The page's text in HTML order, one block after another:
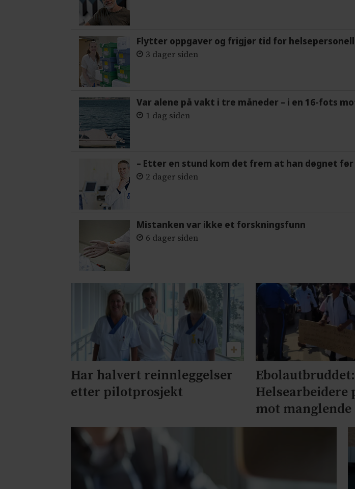
Flytter oppgaver og frigjør tid for
3 dager siden
Var alene på vakt i tre måneder – i en 16-fots
1 dag siden
– Etter en stund kom det frem at han døgnet før
2 dager siden
Mistanken var ikke et forskningsfunn
6 dager siden
Har halvert reinnleggelser
etter pilotprosjekt
Ebolautbruddet:
Helsearbeidere
mot